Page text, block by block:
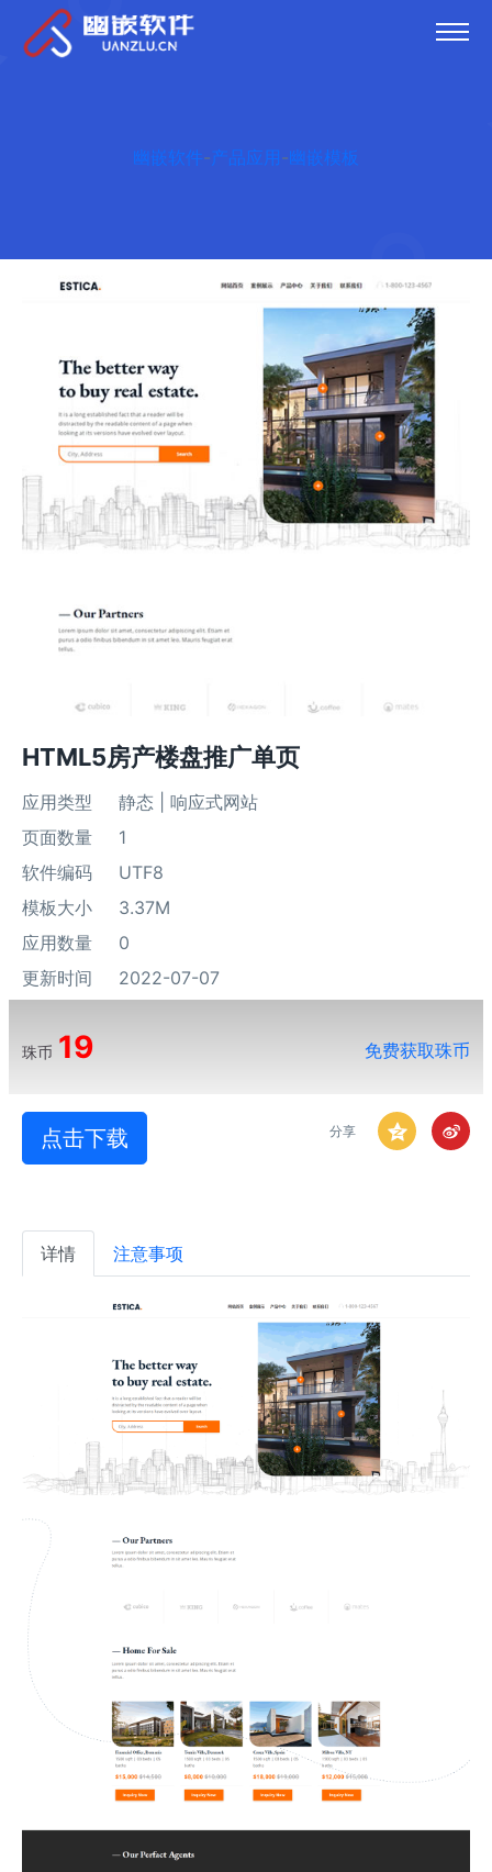
幽嵌软件-产品应用-幽嵌模板
HTML5房产楼盘推广单页
应用类型
静态 | 响应式网站
页面数量
1
软件编码
UTF8
模板大小
3.37M
应用数量
0
更新时间
2022-07-07
珠币 19 免费获取珠币
点击下载 分享
详情 注意事项